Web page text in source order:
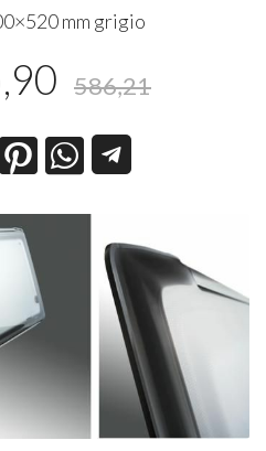
mm grigio
,90 586,21